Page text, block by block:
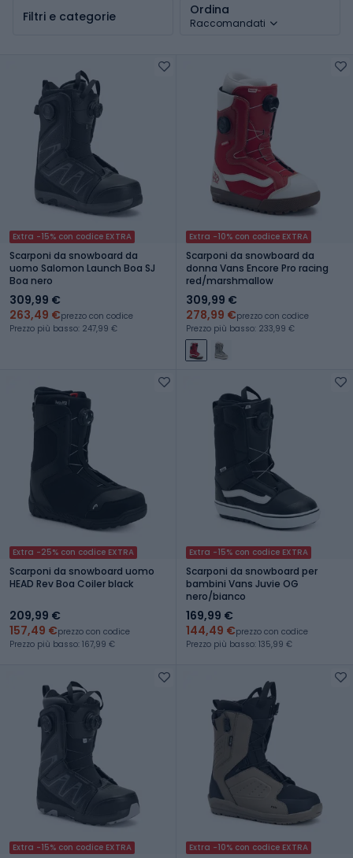
Filtri e categorie Ordina
Raccomandati
Extra -15% con codice EXTRA
Scarponi da snowboard da
uomo Salomon Launch Boa SJ
Boa nero
309,99 €
263,49 €prezzo con codice
Prezzo più basso: 247,99 €
Extra -10% con codice EXTRA
Scarponi da snowboard da
donna Vans Encore Pro racing
red/marshmallow
309,99 €
278,99 €prezzo con codice
Prezzo più basso: 233,99 €
Extra -25% con codice EXTRA
Scarponi da snowboard uomo
HEAD Rev Boa Coiler black
209,99 €
157,49 €prezzo con codice
Prezzo più basso: 167,99 €
Extra -15% con codice EXTRA
Scarponi da snowboard per
bambini Vans Juvie OG
nero/bianco
169,99 €
144,49 €prezzo con codice
Prezzo più basso: 135,99 €
Extra -15% con codice EXTRA Extra -10% con codice EXTRA